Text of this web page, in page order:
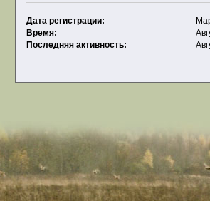
Дата регистрации:
Время:
Последняя активность: